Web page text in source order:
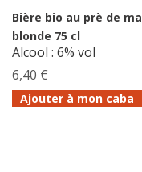
Bière bio au prè de ma
blonde 75 cl
Alcool : 6% vol
6,40 €
Ajouter à mon caba